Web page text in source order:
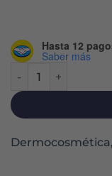
Hasta 12
Saber más
Dermocosmética,